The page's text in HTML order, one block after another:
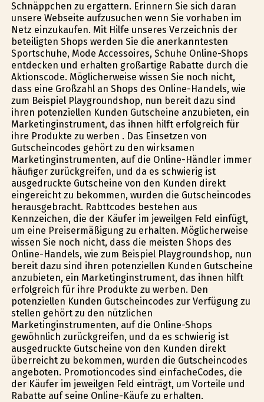
Schnäppchen zu ergattern. Erinnern Sie sich daran
unsere Webseite aufzusuchen wenn Sie vorhaben im
Netz einzukaufen. Mit Hilfe unseres Verzeichnis der
beteiligten Shops werden Sie die anerkanntesten
Sportschuhe, Mode Accessoires, Schuhe Online-Shops
entdecken und erhalten großartige Rabatte durch die
Aktionscode. Möglicherweise wissen Sie noch nicht,
dass eine Großzahl an Shops des Online-Handels, wie
zum Beispiel Playgroundshop, nun bereit dazu sind
ihren potenziellen Kunden Gutscheine anzubieten, ein
Marketinginstrument, das ihnen hilft erfolgreich für
ihre Produkte zu werben . Das Einsetzen von
Gutscheincodes gehört zu den wirksamen
Marketinginstrumenten, auf die Online-Händler immer
häufiger zurückgreifen, und da es schwierig ist
ausgedruckte Gutscheine von den Kunden direkt
eingereicht zu bekommen, wurden die Gutscheincodes
herausgebracht. Rabttcodes bestehen aus
Kennzeichen, die der Käufer im jeweilgen Feld einfügt,
um eine Preisermäßigung zu erhalten. Möglicherweise
wissen Sie noch nicht, dass die meisten Shops des
Online-Handels, wie zum Beispiel Playgroundshop, nun
bereit dazu sind ihren potenziellen Kunden Gutscheine
anzubieten, ein Marketinginstrument, das ihnen hilft
erfolgreich für ihre Produkte zu werben. Den
potenziellen Kunden Gutscheincodes zur Verfügung zu
stellen gehört zu den nützlichen
Marketinginstrumenten, auf die Online-Shops
gewöhnlich zurückgreifen, und da es schwierig ist
ausgedruckte Gutscheine von den Kunden direkt
überreicht zu bekommen, wurden die Gutscheincodes
angeboten. Promotioncodes sind einfacheCodes, die
der Käufer im jeweilgen Feld einträgt, um Vorteile und
Rabatte auf seine Online-Käufe zu erhalten.